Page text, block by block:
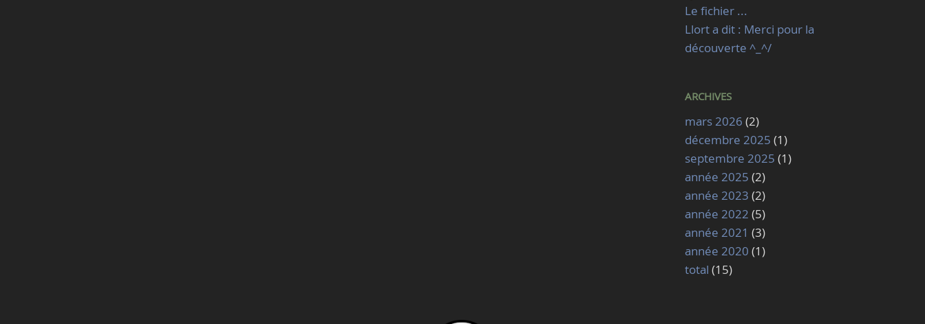
Le fichier ...
Llort a dit : Merci pour la
découverte ^_^/
ARCHIVES
mars 2026 (2)
décembre 2025 (1)
septembre 2025 (1)
année 2025 (2)
année 2023 (2)
année 2022 (5)
année 2021 (3)
année 2020 (1)
total (15)